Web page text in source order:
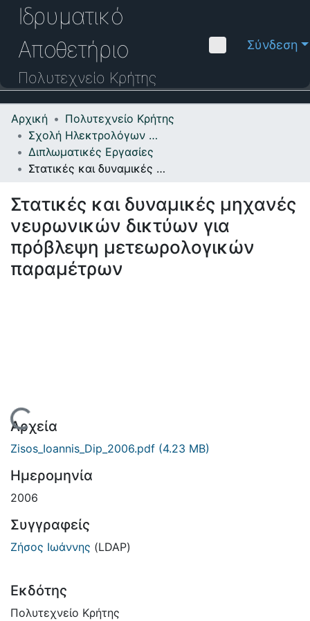
Ιδρυματικό
Αποθετήριο
Πολυτεχνείο
Κρήτης
Σύνδεση
Κοινότητες & Συλλογές
Πλοήγηση στο Αποθετήριο
Επικοινωνία
Οδηγός Βοήθειας
Αρχική
Πολυτεχνείο Κρήτης
Σχολή Ηλεκτρολόγων Μηχανικών και Μηχανικών Υπολογιστών
Διπλωματικές Εργασίες
Στατικές και δυναμικές μηχανές νευρωνικών δικτύων για πρόβλεψη μετεωρολογικών παραμέτρων
Στατικές και δυναμικές μηχανές
νευρωνικών δικτύων για
πρόβλεψη μετεωρολογικών
παραμέτρων
Φόρτωση...
Αρχεία
Zisos_Ioannis_Dip_2006.pdf (4.23 MB)
Ημερομηνία
2006
Συγγραφείς
Ζήσος Ιωάννης (LDAP)
Εκδότης
Πολυτεχνείο Κρήτης